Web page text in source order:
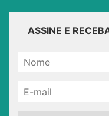
ASSINE E